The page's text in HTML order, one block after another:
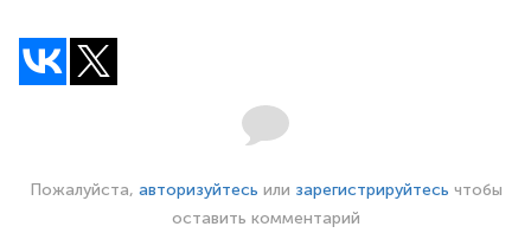
Пожалуйста, авторизуйтесь или зарегистрируйтесь чтобы
оставить комментарий